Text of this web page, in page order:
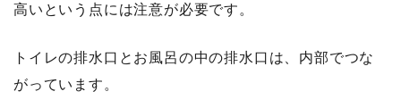
高いという点には注意が必要です。
トイレの排水口とお風呂の中の排水口は、内部でつな
がっています。